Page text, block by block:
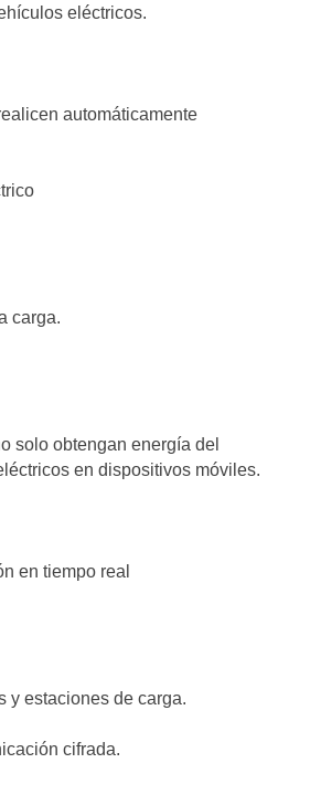
eléctricos.
automáticamente
carga.
solo obtengan energía del
en dispositivos móviles.
en tiempo real
y estaciones de carga.
cifrada.